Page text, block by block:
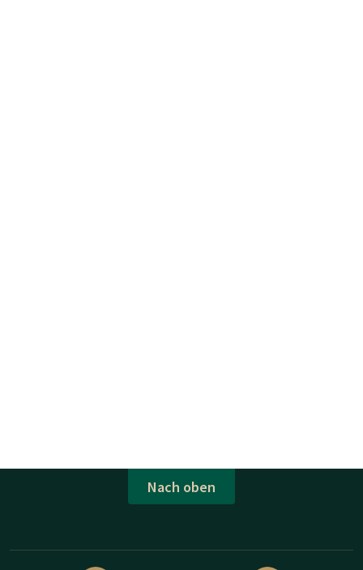
Nach oben